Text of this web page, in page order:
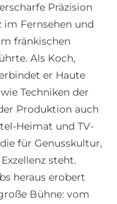
Präzision
im Fernsehen und
fränkischen
Als Koch,
er Haute
Techniken der
Produktion auch
Heimat und TV-
für Genusskultur,
steht.
heraus erobert
Bühne: vom